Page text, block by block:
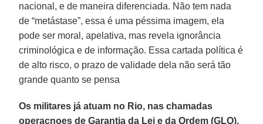
nacional, e de maneira diferenciada. Não tem nada
de “metástase”, essa é uma péssima imagem, ela
pode ser moral, apelativa, mas revela ignorância
criminológica e de informação. Essa cartada política é
de alto risco, o prazo de validade dela não será tão
grande quanto se pensa
Os militares já atuam no Rio, nas chamadas
operaçnoes de Garantia da Lei e da Ordem (GLO).